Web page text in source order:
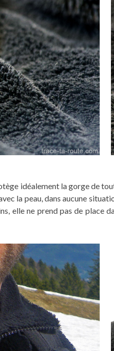
idéalement la gorge de
la peau, dans aucune
elle ne prend pas de place